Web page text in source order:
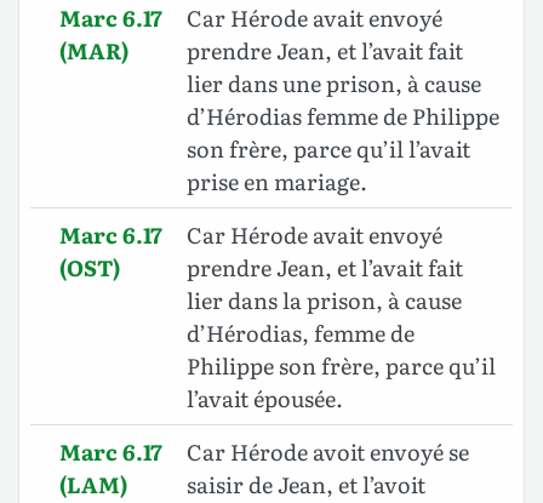
Marc 6.17
(MAR)
Car Hérode avait envoyé
prendre Jean, et l’avait fait
lier dans une prison, à cause
d’Hérodias femme de Philippe
son frère, parce qu’il l’avait
prise en mariage.
Marc 6.17
(OST)
Car Hérode avait envoyé
prendre Jean, et l’avait fait
lier dans la prison, à cause
d’Hérodias, femme de
Philippe son frère, parce qu’il
l’avait épousée.
Marc 6.17
(LAM)
Car Hérode avoit envoyé se
saisir de Jean, et l’avoit